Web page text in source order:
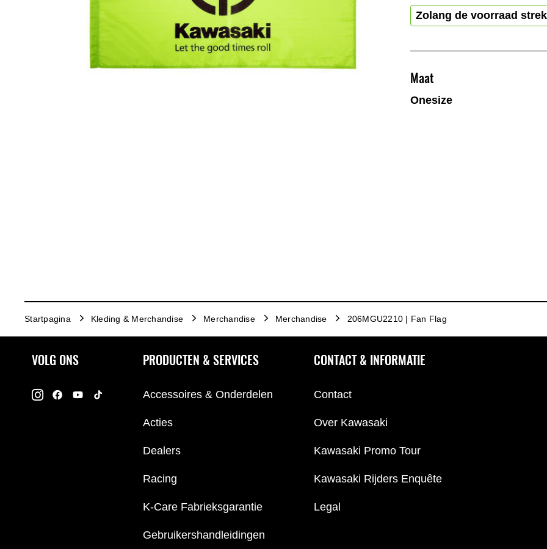
Zolang de voorraad
Maat
Onesize
Startpagina Kleding & Merchandise Merchandise Merchandise 206MGU2210 | Fan Flag
VOLG ONS PRODUCTEN & SERVICES
Accessoires & Onderdelen
Acties
Dealers
Racing
K-Care Fabrieksgarantie
Gebruikershandleidingen
CONTACT & INFORMATIE
Contact
Over Kawasaki
Kawasaki Promo Tour
Kawasaki Rijders Enquête
Legal